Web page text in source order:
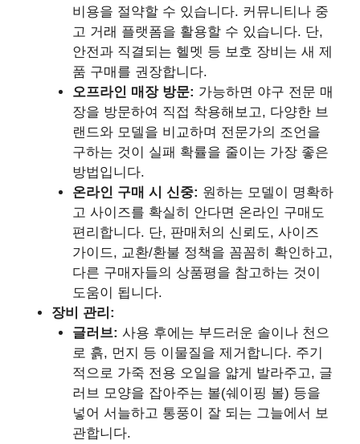
비용을 절약할 수 있습니다. 커뮤니티나 중
고 거래 플랫폼을 활용할 수 있습니다. 단,
안전과 직결되는 헬멧 등 보호 장비는 새 제
품 구매를 권장합니다.
오프라인 매장 방문: 가능하면 야구 전문 매
장을 방문하여 직접 착용해보고, 다양한 브
랜드와 모델을 비교하며 전문가의 조언을
구하는 것이 실패 확률을 줄이는 가장 좋은
방법입니다.
온라인 구매 시 신중: 원하는 모델이 명확하
고 사이즈를 확실히 안다면 온라인 구매도
편리합니다. 단, 판매처의 신뢰도, 사이즈
가이드, 교환/환불 정책을 꼼꼼히 확인하고,
다른 구매자들의 상품평을 참고하는 것이
도움이 됩니다.
장비 관리:
글러브: 사용 후에는 부드러운 솔이나 천으
로 흙, 먼지 등 이물질을 제거합니다. 주기
적으로 가죽 전용 오일을 얇게 발라주고, 글
러브 모양을 잡아주는 볼(쉐이핑 볼) 등을
넣어 서늘하고 통풍이 잘 되는 그늘에서 보
관합니다.